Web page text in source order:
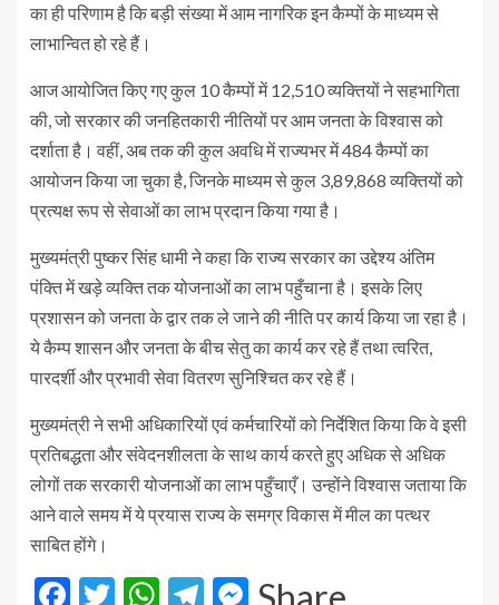
का ही परिणाम है कि बड़ी संख्या में आम नागरिक इन कैम्पों के माध्यम से
लाभान्वित हो रहे हैं।
आज आयोजित किए गए कुल 10 कैम्पों में 12,510 व्यक्तियों ने सहभागिता
की, जो सरकार की जनहितकारी नीतियों पर आम जनता के विश्वास को
दर्शाता है। वहीं, अब तक की कुल अवधि में राज्यभर में 484 कैम्पों का
आयोजन किया जा चुका है, जिनके माध्यम से कुल 3,89,868 व्यक्तियों को
प्रत्यक्ष रूप से सेवाओं का लाभ प्रदान किया गया है।
मुख्यमंत्री पुष्कर सिंह धामी ने कहा कि राज्य सरकार का उद्देश्य अंतिम
पंक्ति में खड़े व्यक्ति तक योजनाओं का लाभ पहुँचाना है। इसके लिए
प्रशासन को जनता के द्वार तक ले जाने की नीति पर कार्य किया जा रहा है।
ये कैम्प शासन और जनता के बीच सेतु का कार्य कर रहे हैं तथा त्वरित,
पारदर्शी और प्रभावी सेवा वितरण सुनिश्चित कर रहे हैं।
मुख्यमंत्री ने सभी अधिकारियों एवं कर्मचारियों को निर्देशित किया कि वे इसी
प्रतिबद्धता और संवेदनशीलता के साथ कार्य करते हुए अधिक से अधिक
लोगों तक सरकारी योजनाओं का लाभ पहुँचाएँ। उन्होंने विश्वास जताया कि
आने वाले समय में ये प्रयास राज्य के समग्र विकास में मील का पत्थर
साबित होंगे।
Facebook
Twitter
WhatsApp
Telegram
Messenger
Share